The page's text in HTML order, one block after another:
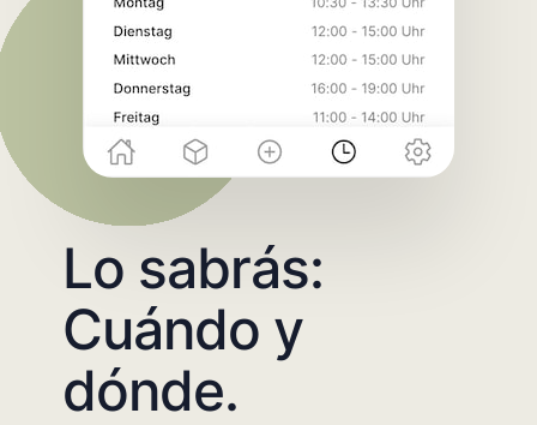
Lo sabrás:
Cuándo y
dónde.